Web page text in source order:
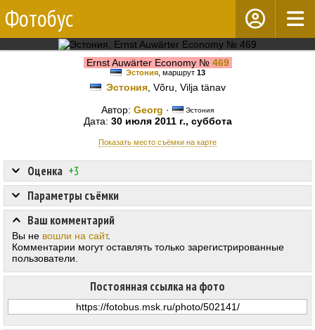
Фотобус
Ernst Auwärter Economy № 469
Эстония, маршрут 13
Эстония, Võru, Vilja tänav
Автор: Georg · Эстония
Дата: 30 июля 2011 г., суббота
Показать место съёмки на карте
Оценка +3
Постоянная ссылка на фото
Параметры съёмки
Ваш комментарий
Вы не вошли на сайт.
Комментарии могут оставлять только зарегистрированные
пользователи.